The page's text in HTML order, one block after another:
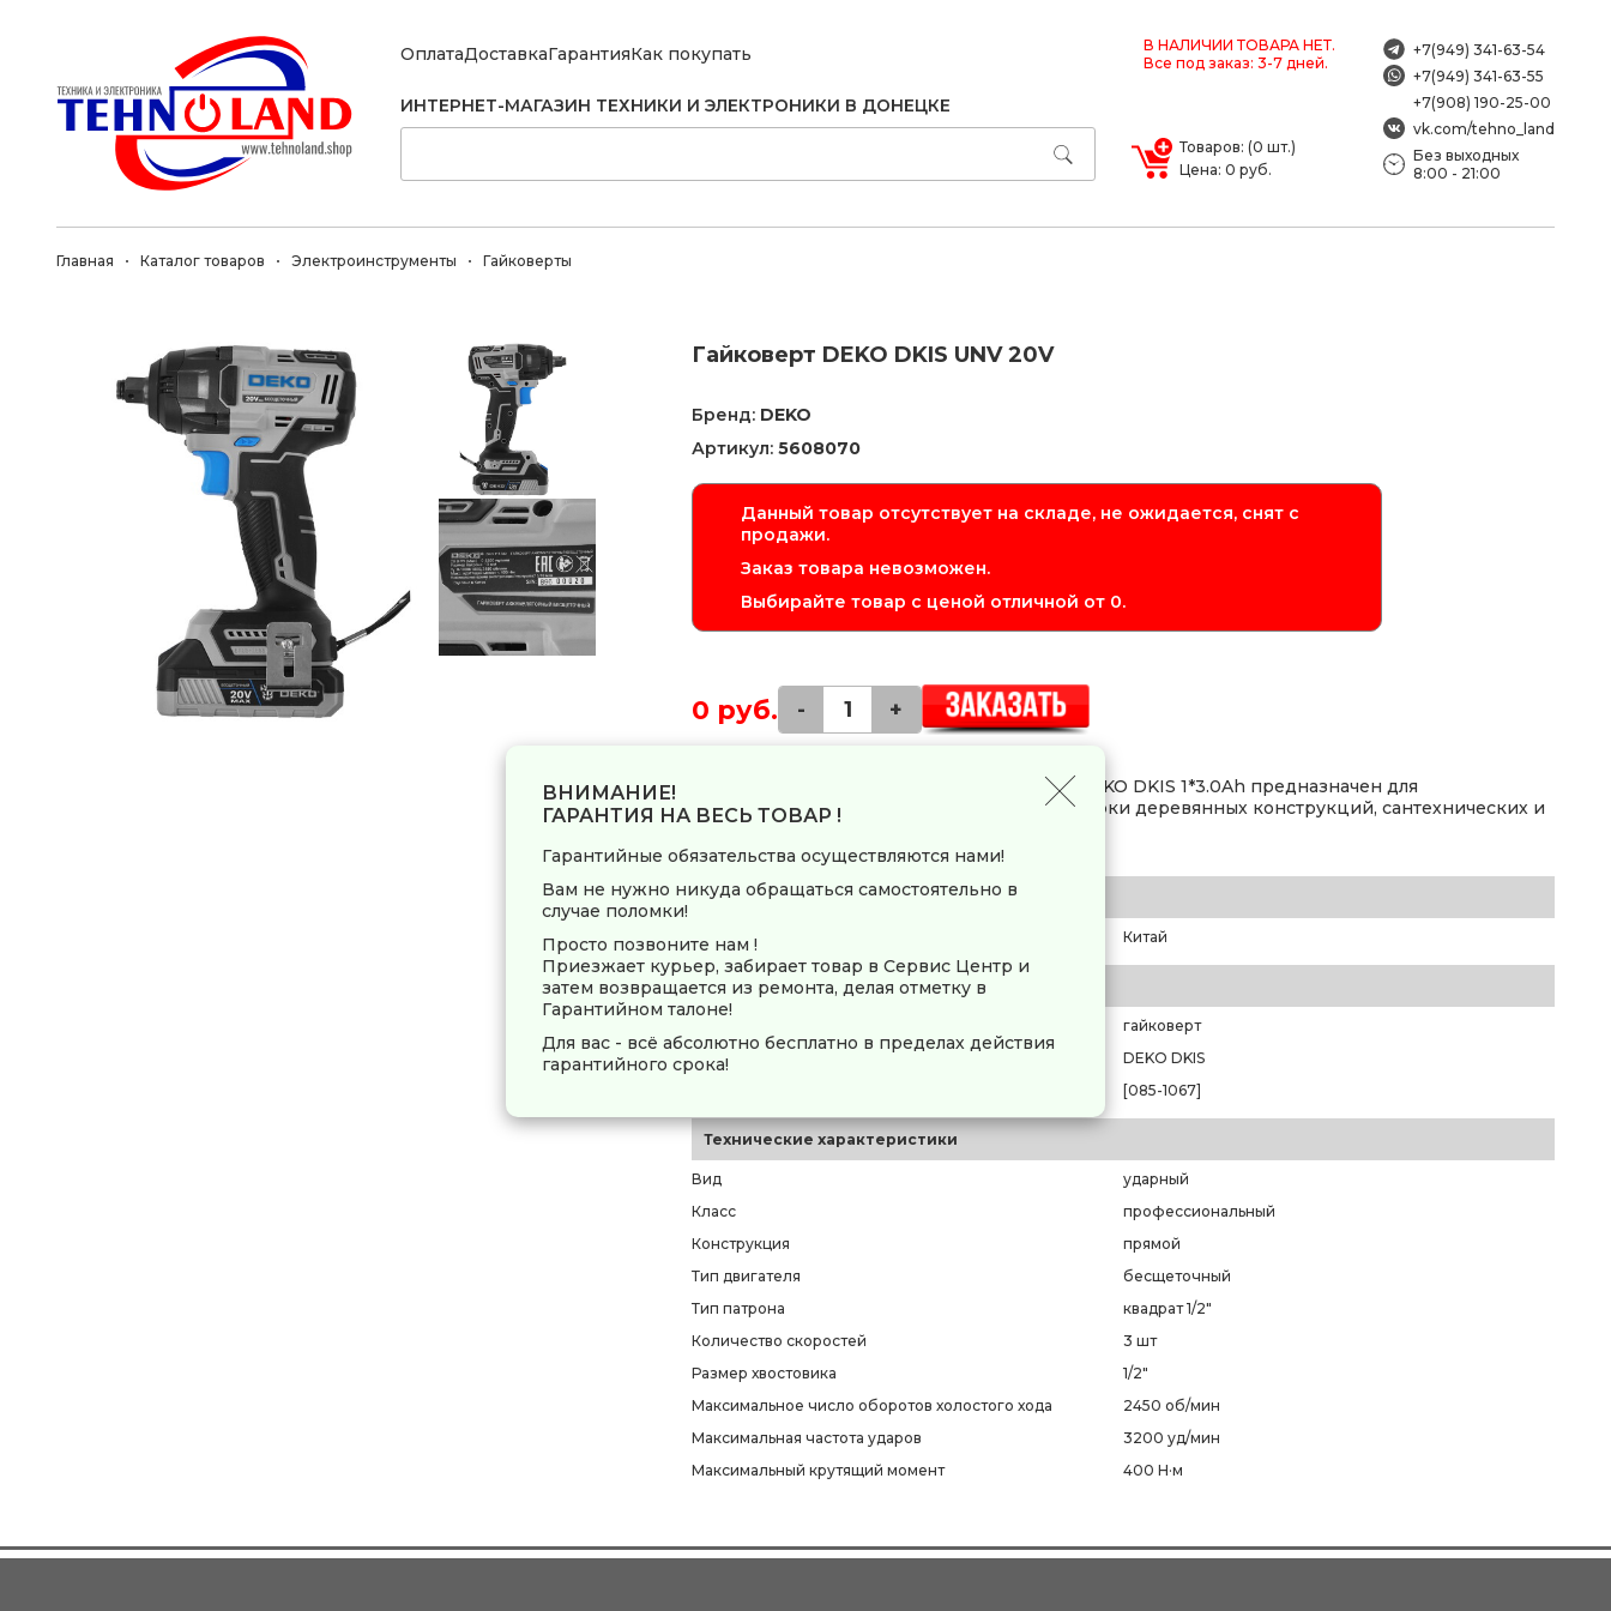
ОплатаДоставкаГарантияКак покупать
В НАЛИЧИИ ТОВАРА НЕТ.
Все под заказ: 3-7 дней.
ИНТЕРНЕТ-МАГАЗИН ТЕХНИКИ И ЭЛЕКТРОНИКИ В ДОНЕЦКЕ
Товаров: (0 шт.)
Цена: 0 руб.
+7(949) 341-63-54
+7(949) 341-63-55
+7(908) 190-25-00
vk.com/tehno_land
Без выходных
8:00 - 21:00
Главная Каталог товаров Электроинструменты Гайковерты
Гайковерт DEKO DKIS UNV 20V
Бренд: DEKO
Артикул: 5608070
Данный товар отсутствует на складе, не ожидается, снят с
продажи.
Заказ товара невозможен.
Выбирайте товар с ценой отличной от 0.
0 руб. - +
Гайковерт аккумуляторный бесщеточный DEKO DKIS 1*3.0Ah предназначен для
закручивания/ослабления болтов и гаек, сборки деревянных конструкций, сантехнических и
общестроительных работ.
Заводские данные
Страна-производитель Китай
Общие параметры
гайковерт
Модель
DEKO DKIS
[085-1067]
Технические характеристики
Вид
ударный
Класс
профессиональный
Конструкция
прямой
Тип двигателя
бесщеточный
Тип патрона
квадрат 1/2"
Количество скоростей
3 шт
Размер хвостовика
1/2"
Максимальное число оборотов холостого хода
2450 об/мин
Максимальная частота ударов
3200 уд/мин
Максимальный крутящий момент
400 Н·м
ВНИМАНИЕ!
ГАРАНТИЯ НА ВЕСЬ ТОВАР !
Гарантийные обязательства осуществляются нами!
Вам не нужно никуда обращаться самостоятельно в
случае поломки!
Просто позвоните нам !
Приезжает курьер, забирает товар в Сервис Центр и
затем возвращается из ремонта, делая отметку в
Гарантийном талоне!
Для вас - всё абсолютно бесплатно в пределах действия
гарантийного срока!